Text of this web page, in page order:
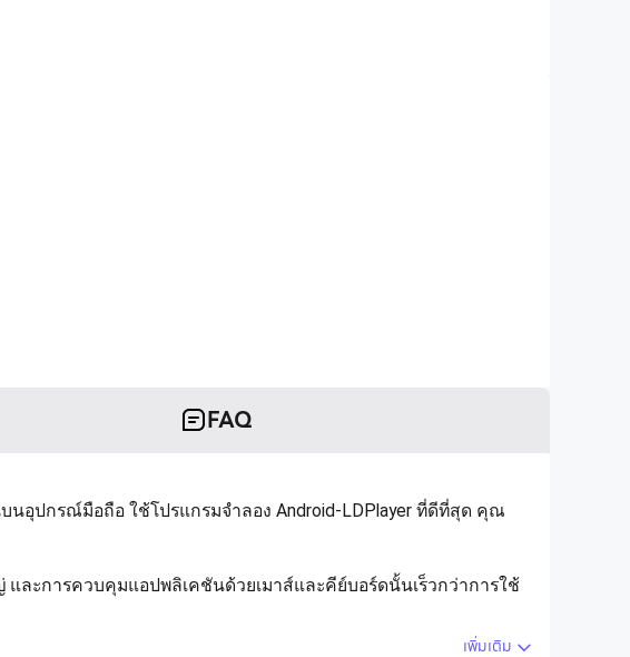
FAQ
นอุปกรณ์มือถือ ใช้โปรแกรมจำลอง Android-LDPlayer ที่ดีที่สุด คุณ
ละการควบคุมแอปพลิเคชันด้วยเมาส์และคีย์บอร์ดนั้นเร็วกว่าการใช้
เพิ่มเติม